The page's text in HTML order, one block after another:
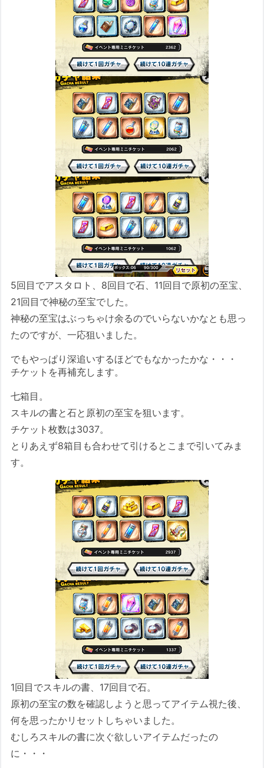
5回目でアスタロト、8回目で石、11回目で原初の至宝、
21回目で神秘の至宝でした。
神秘の至宝はぶっちゃけ余るのでいらないかなとも思っ
たのですが、一応狙いました。
でもやっぱり深追いするほどでもなかったかな・・・
チケットを再補充します。
七箱目。
スキルの書と石と原初の至宝を狙います。
チケット枚数は3037。
とりあえず8箱目も合わせて引けるとこまで引いてみま
す。
1回目でスキルの書、17回目で石。
原初の至宝の数を確認しようと思ってアイテム視た後、
何を思ったかリセットしちゃいました。
むしろスキルの書に次ぐ欲しいアイテムだったの
に・・・